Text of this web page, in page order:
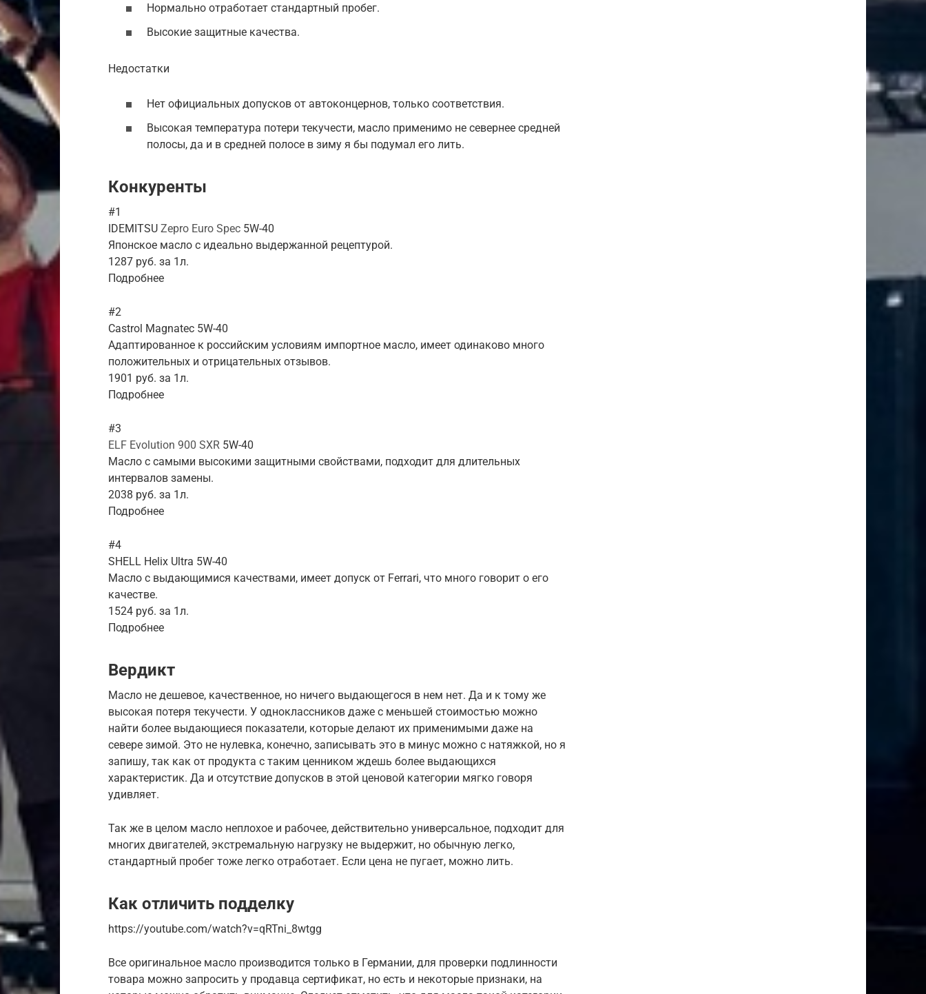
Нормально отработает стандартный пробег.
Высокие защитные качества.
Недостатки
Нет официальных допусков от автоконцернов, только соответствия.
Высокая температура потери текучести, масло применимо не севернее средней
полосы, да и в средней полосе в зиму я бы подумал его лить.
Конкуренты
#1
IDEMITSU Zepro Euro Spec 5W-40
Японское масло с идеально выдержанной рецептурой.
1287 руб. за 1л.
Подробнее
#2
Castrol Magnatec 5W-40
Адаптированное к российским условиям импортное масло, имеет одинаково много
положительных и отрицательных отзывов.
1901 руб. за 1л.
Подробнее
#3
ELF Evolution 900 SXR 5W-40
Масло с самыми высокими защитными свойствами, подходит для длительных
интервалов замены.
2038 руб. за 1л.
Подробнее
#4
SHELL Helix Ultra 5W-40
Масло с выдающимися качествами, имеет допуск от Ferrari, что много говорит о его
качестве.
1524 руб. за 1л.
Подробнее
Вердикт
Масло не дешевое, качественное, но ничего выдающегося в нем нет. Да и к тому же
высокая потеря текучести. У одноклассников даже с меньшей стоимостью можно
найти более выдающиеся показатели, которые делают их применимыми даже на
севере зимой. Это не нулевка, конечно, записывать это в минус можно с натяжкой, но я
запишу, так как от продукта с таким ценником ждешь более выдающихся
характеристик. Да и отсутствие допусков в этой ценовой категории мягко говоря
удивляет.
Так же в целом масло неплохое и рабочее, действительно универсальное, подходит для
многих двигателей, экстремальную нагрузку не выдержит, но обычную легко,
стандартный пробег тоже легко отработает. Если цена не пугает, можно лить.
Как отличить подделку
https://youtube.com/watch?v=qRTni_8wtgg
Все оригинальное масло производится только в Германии, для проверки подлинности
товара можно запросить у продавца сертификат, но есть и некоторые признаки, на